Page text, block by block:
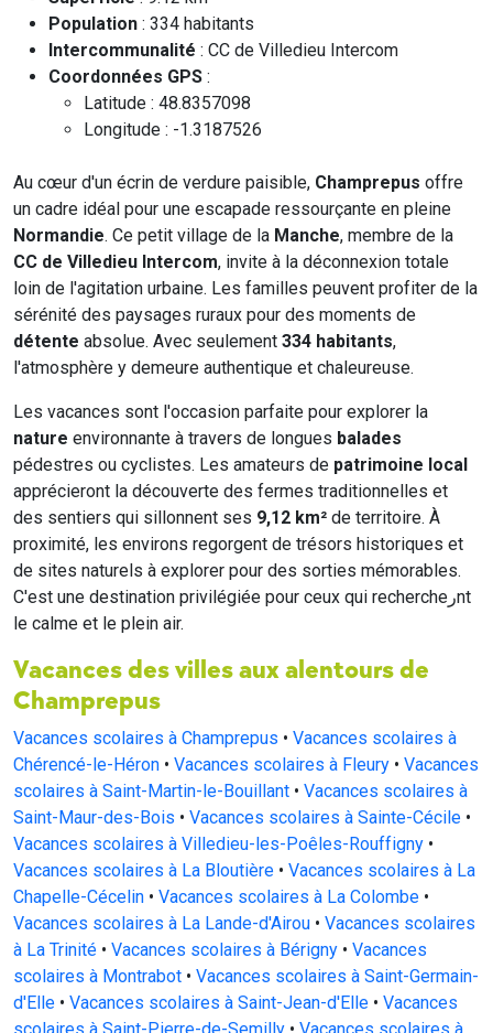
Population : 334 habitants
Intercommunalité : CC de Villedieu Intercom
Coordonnées GPS :
Latitude : 48.8357098
Longitude : -1.3187526
Au cœur d'un écrin de verdure paisible, Champrepus offre
un cadre idéal pour une escapade ressourçante en pleine
Normandie. Ce petit village de la Manche, membre de la
CC de Villedieu Intercom, invite à la déconnexion totale
loin de l'agitation urbaine. Les familles peuvent profiter de la
sérénité des paysages ruraux pour des moments de
détente absolue. Avec seulement 334 habitants,
l'atmosphère y demeure authentique et chaleureuse.
Les vacances sont l'occasion parfaite pour explorer la
nature environnante à travers de longues balades
pédestres ou cyclistes. Les amateurs de patrimoine local
apprécieront la découverte des fermes traditionnelles et
des sentiers qui sillonnent ses 9,12 km² de territoire. À
proximité, les environs regorgent de trésors historiques et
de sites naturels à explorer pour des sorties mémorables.
C'est une destination privilégiée pour ceux qui rechercheرnt
le calme et le plein air.
Vacances des villes aux alentours de
Champrepus
Vacances scolaires à Champrepus • Vacances scolaires à
Chérencé-le-Héron • Vacances scolaires à Fleury • Vacances
scolaires à Saint-Martin-le-Bouillant • Vacances scolaires à
Saint-Maur-des-Bois • Vacances scolaires à Sainte-Cécile •
Vacances scolaires à Villedieu-les-Poêles-Rouffigny •
Vacances scolaires à La Bloutière • Vacances scolaires à La
Chapelle-Cécelin • Vacances scolaires à La Colombe •
Vacances scolaires à La Lande-d'Airou • Vacances scolaires
à La Trinité • Vacances scolaires à Bérigny • Vacances
scolaires à Montrabot • Vacances scolaires à Saint-Germain-
d'Elle • Vacances scolaires à Saint-Jean-d'Elle • Vacances